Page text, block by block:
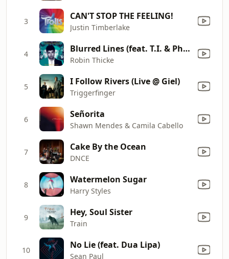
3 CAN'T STOP THE FEELING!
Justin Timberlake
4 Blurred Lines (feat. T.I. & Pharrell)
Robin Thicke
5 I Follow Rivers (Live @ Giel)
Triggerfinger
6 Señorita
Shawn Mendes & Camila Cabello
7 Cake By the Ocean
DNCE
8 Watermelon Sugar
Harry Styles
9 Hey, Soul Sister
Train
10 No Lie (feat. Dua Lipa)
Sean Paul